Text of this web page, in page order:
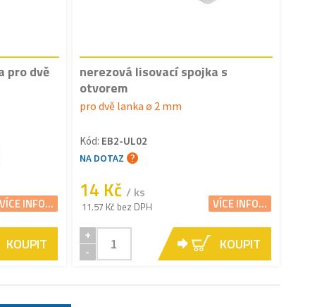
pro dvě
VÍCE INFO...
KOUPIT
nerezová lisovací spojka s
otvorem
pro dvě lanka ø 2 mm
Kód: EB2-UL02
NA DOTAZ
14 Kč / ks
11.57 Kč bez DPH VÍCE INFO...
+
-
KOUPIT